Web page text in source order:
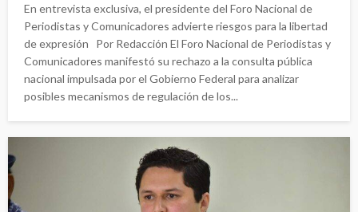
En entrevista exclusiva, el presidente del Foro Nacional de
Periodistas y Comunicadores advierte riesgos para la libertad
de expresión Por Redacción El Foro Nacional de Periodistas y
Comunicadores manifestó su rechazo a la consulta pública
nacional impulsada por el Gobierno Federal para analizar
posibles mecanismos de regulación de los...